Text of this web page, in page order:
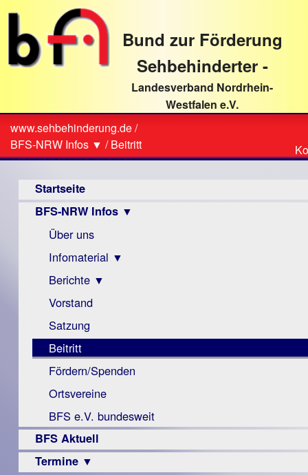
direkt
Textinhalt
Bund zur Förderung
Sehbehinderter -
Landesverband Nordrhein-
Westfalen e.V.
Sie
sind
hier
www.sehbehinderung.de/
BFS-NRW Infos ▼ /Beitritt
Startseite
BFS-NRW Infos ▼
Über uns
Infomaterial ▼
Visus
Zeitschrift
Monokular
Mac
Instagram-
Links
Berichte ▼
Archiv
Berichte
Vorstand
Satzung
Beitritt
Fördern/Spenden
Ortsvereine
BFS e.V. bundesweit
BFS Aktuell
Termine ▼